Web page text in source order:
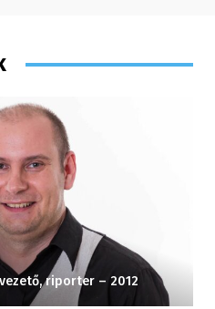
riporter – 2012